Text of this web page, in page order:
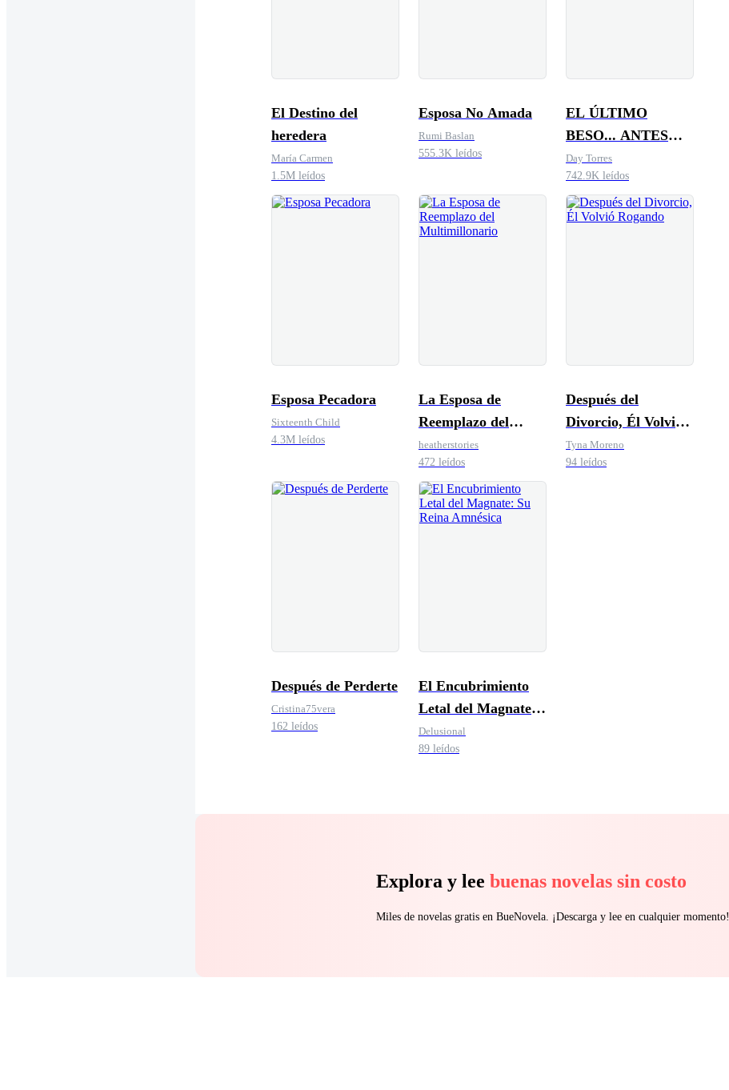
El Destino del
heredera
María Carmen
1.5M leídos
Esposa No Amada
Rumi Baslan
555.3K leídos
EL ÚLTIMO
BESO... ANTES
DEL DIVORCIO
Day Torres
742.9K leídos
Esposa Pecadora
Sixteenth Child
4.3M leídos
La Esposa de
Reemplazo del
Multimillonario
heatherstories
472 leídos
Después del
Divorcio, Él Volvió
Rogando
Tyna Moreno
94 leídos
Después de Perderte
Cristina75vera
162 leídos
El Encubrimiento
Letal del Magnate:
Su Reina Amnésica
Delusional
89 leídos
Explora y lee buenas novelas sin costo
Miles de novelas gratis en BueNovela. ¡Descarga y lee en cualquier momento!